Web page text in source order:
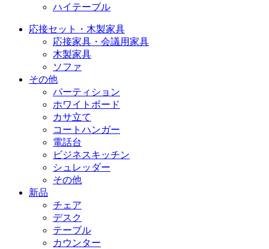
ハイテーブル
応接セット・木製家具
応接家具・会議用家具
木製家具
ソファ
その他
パーティション
ホワイトボード
カサ立て
コートハンガー
電話台
ビジネスキッチン
シュレッダー
その他
新品
チェア
デスク
テーブル
カウンター